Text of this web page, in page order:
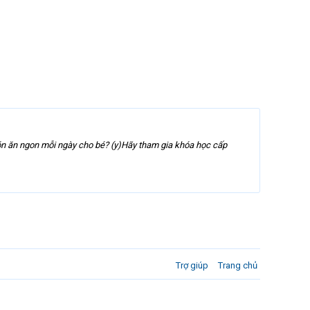
ăn ngon mỗi ngày cho bé? (y)Hãy tham gia khóa học cấp
Trợ giúp Trang chủ